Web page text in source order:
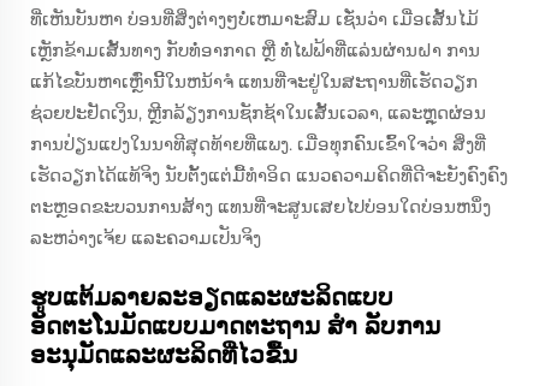
ທີ່ເຫັນບັນຫາ ບ່ອນທີ່ສິ່ງຕ່າງໆບໍ່ເຫມາະສົມ ເຊັ່ນວ່າ ເມື່ອເສັ້ນໄມ້
ເຫຼັກຂ້າມເສັ້ນທາງ ກັບທໍ່ອາກາດ ຫຼື ທໍ່ໄຟຟ້າທີ່ແລ່ນຜ່ານຝາ ການ
ແກ້ໄຂບັນຫາເຫຼົ່ານີ້ໃນຫນ້າຈໍ ແທນທີ່ຈະຢູ່ໃນສະຖານທີ່ເຮັດວຽກ
ຊ່ວຍປະຢັດເງິນ, ຫຼີກລ້ຽງການຊັກຊ້າໃນເສັ້ນເວລາ, ແລະຫຼຸດຜ່ອນ
ການປ່ຽນແປງໃນນາທີສຸດທ້າຍທີ່ແພງ. ເມື່ອທຸກຄົນເຂົ້າໃຈວ່າ ສິ່ງທີ່
ເຮັດວຽກໄດ້ແທ້ຈິງ ນັບຕັ້ງແຕ່ມື້ທໍາອິດ ແນວຄວາມຄິດທີ່ດີຈະຍັງຄົງຄົງ
ຕະຫຼອດຂະບວນການສ້າງ ແທນທີ່ຈະສູນເສຍໄປບ່ອນໃດບ່ອນຫນຶ່ງ
ລະຫວ່າງເຈ້ຍ ແລະຄວາມເປັນຈິງ
ຮູບແຕ້ມລາຍລະອຽດແລະຜະລິດແບບ
ອັດຕະໂນມັດແບບມາດຕະຖານ ສໍາ ລັບການ
ອະນຸມັດແລະຜະລິດທີ່ໄວຂື້ນ